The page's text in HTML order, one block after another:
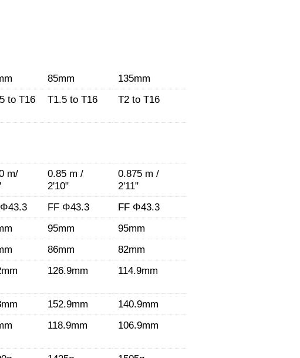
85mm
135mm
to T16 T1.5 to T16 T2 to T16
m/
0.85 m /
2'10"
0.875 m /
2'11"
FF Φ43.3
FF Φ43.3
95mm
95mm
86mm
82mm
126.9mm 114.9mm
152.9mm
140.9mm
118.9mm 106.9mm